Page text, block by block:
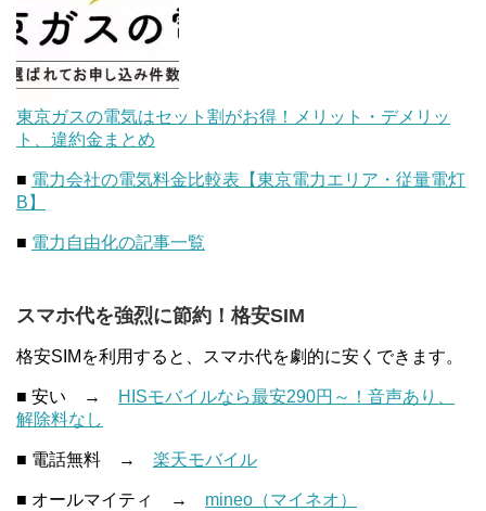
東京ガスの電気はセット割がお得！メリット・デメリッ
ト、違約金まとめ
■ 電力会社の電気料金比較表【東京電力エリア・従量電灯
B】
■ 電力自由化の記事一覧
スマホ代を強烈に節約！格安SIM
格安SIMを利用すると、スマホ代を劇的に安くできます。
■ 安い →
HISモバイルなら最安290円～！音声あり、
解除料なし
■ 電話無料 → 楽天モバイル
■ オールマイティ → mineo（マイネオ）